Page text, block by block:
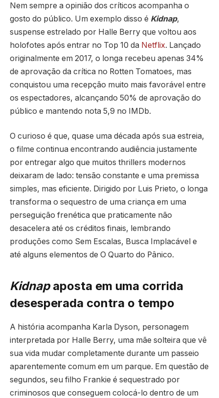
Nem sempre a opinião dos críticos acompanha o
gosto do público. Um exemplo disso é Kidnap,
suspense estrelado por Halle Berry que voltou aos
holofotes após entrar no Top 10 da Netflix. Lançado
originalmente em 2017, o longa recebeu apenas 34%
de aprovação da crítica no Rotten Tomatoes, mas
conquistou uma recepção muito mais favorável entre
os espectadores, alcançando 50% de aprovação do
público e mantendo nota 5,9 no IMDb.
O curioso é que, quase uma década após sua estreia,
o filme continua encontrando audiência justamente
por entregar algo que muitos thrillers modernos
deixaram de lado: tensão constante e uma premissa
simples, mas eficiente. Dirigido por Luis Prieto, o longa
transforma o sequestro de uma criança em uma
perseguição frenética que praticamente não
desacelera até os créditos finais, lembrando
produções como Sem Escalas, Busca Implacável e
até alguns elementos de O Quarto do Pânico.
Kidnapaposta em uma corrida
desesperada contra o tempo
A história acompanha Karla Dyson, personagem
interpretada por Halle Berry, uma mãe solteira que vê
sua vida mudar completamente durante um passeio
aparentemente comum em um parque. Em questão de
segundos, seu filho Frankie é sequestrado por
criminosos que conseguem colocá-lo dentro de um